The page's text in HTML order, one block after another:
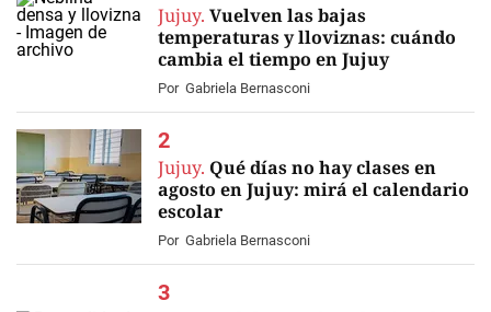
Jujuy. Vuelven las bajas
temperaturas y lloviznas: cuándo
cambia el tiempo en Jujuy
Por Gabriela Bernasconi
Jujuy. Qué días no hay clases en
agosto en Jujuy: mirá el calendario
escolar
Por Gabriela Bernasconi